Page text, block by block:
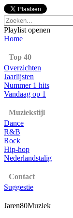
Playlist openen
Home
Top 40
Overzichten
Jaarlijsten
Nummer 1 hits
Vandaag op 1
Muziekstijl
Dance
R&B
Rock
Hip-hop
Nederlandstalig
Contact
Suggestie
Jaren80Muziek